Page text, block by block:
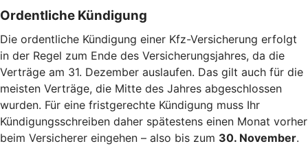
Ordentliche Kündigung
Die ordentliche Kündigung einer Kfz-Versicherung erfolgt
in der Regel zum Ende des Versicherungsjahres, da die
Verträge am 31. Dezember auslaufen. Das gilt auch für die
meisten Verträge, die Mitte des Jahres abgeschlossen
wurden. Für eine fristgerechte Kündigung muss Ihr
Kündigungsschreiben daher spätestens einen Monat vorher
beim Versicherer eingehen – also bis zum 30. November.